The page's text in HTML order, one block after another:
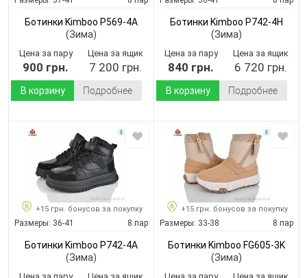
Ботинки Kimboo P569-4A
(Зима)
Цена за пару
900 грн.
Цена за ящик
7 200 грн.
В корзину Подробнее
Ботинки Kimboo P742-4H
(Зима)
Цена за пару
840 грн.
Цена за ящик
6 720 грн.
В корзину Подробнее
+15 грн. бонусов за покупку
Размеры: 36-41 8 пар
Ботинки Kimboo P742-4A
(Зима)
+15 грн. бонусов за покупку
Размеры: 33-38 8 пар
Ботинки Kimboo FG605-3K
(Зима)